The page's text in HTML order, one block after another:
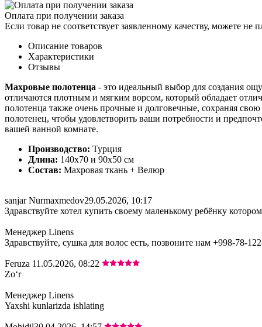
Оплата при получении заказа
Если товар не соответствует заявленному качеству, можете не
Описание товаров
Характеристики
Отзывы
Махровые полотенца - это идеальный выбор для создания
отличаются плотным и мягким ворсом, который обладает
полотенца также очень прочные и долговечные, сохраняя
полотенец, чтобы удовлетворить ваши потребности и
вашей ванной комнате.
Производство: Турция
Длина: 140х70 и 90х50 см
Состав: Махровая ткань + Велюр
sanjar Nurmaxmedov29.05.2026, 10:17
Здравствуйте хотел купить своему маленькому ребёнку
Менеджер Linens
Здравствуйте, сушка для волос есть, позвоните нам +998-78-
Feruza 11.05.2026, 08:22
Zoʻr
Менеджер Linens
Yaxshi kunlarizda ishlating